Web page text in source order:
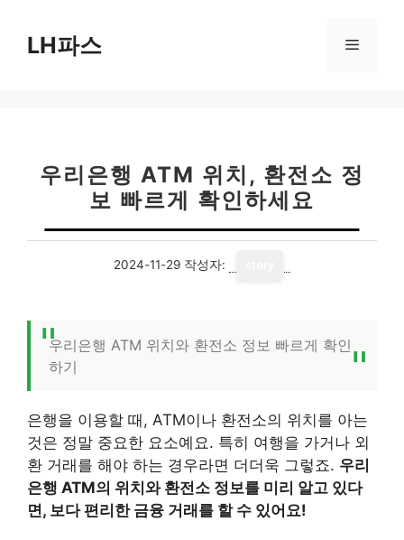
LH파스 메
우리은행 ATM 위치, 환전소 정
보 빠르게 확인하세요
2024-11-29 작성자:
우리은행 ATM 위치와 환전소 정보 빠르게 확인
하기
은행을 이용할 때, ATM이나 환전소의 위치를 아는
것은 정말 중요한 요소예요. 특히 여행을 가거나 외
환 거래를 해야 하는 경우라면 더더욱 그렇죠. 우리
은행 ATM의 위치와 환전소 정보를 미리 알고 있다
면, 보다 편리한 금융 거래를 할 수 있어요!